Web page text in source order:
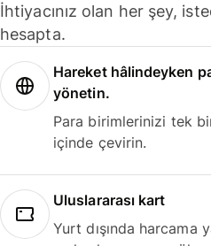
İhtiyacınız olan her şey,
hesapta.
Hareket hâlindeyken
yönetin.
Para birimlerinizi tek
içinde çevirin.
Uluslararası kart
Yurt dışında harcama